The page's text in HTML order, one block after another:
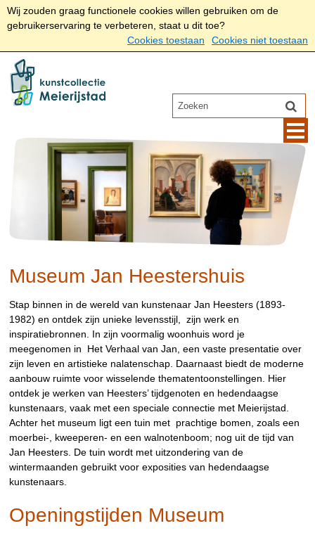
Wij zouden graag functionele cookies willen gebruiken om de
gebruikerservaring te verbeteren, staat u dit toe?
Cookies toestaan
Cookies niet toestaan
Museum Jan Heestershuis
Stap binnen in de wereld van kunstenaar Jan Heesters (1893-
1982) en ontdek zijn unieke levensstijl, zijn werk en
inspiratiebronnen. In zijn voormalig woonhuis word je
meegenomen in Het Verhaal van Jan, een vaste presentatie over
zijn leven en artistieke nalatenschap. Daarnaast biedt de moderne
aanbouw ruimte voor wisselende thematentoonstellingen. Hier
ontdek je werken van Heesters’ tijdgenoten en hedendaagse
kunstenaars, vaak met een speciale connectie met Meierijstad.
Achter het museum ligt een tuin met prachtige bomen, zoals een
moerbei-, kweeperen- en een walnotenboom; nog uit de tijd van
Jan Heesters. De tuin wordt met uitzondering van de
wintermaanden gebruikt voor exposities van hedendaagse
kunstenaars.
Openingstijden Museum